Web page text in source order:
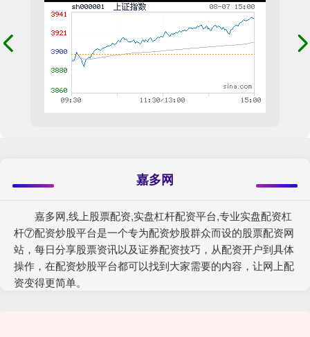
嘉多网
嘉多网,线上股票配资,实盘杠杆配资平台,专业实盘配资杠
杆⑦配资炒股平台是一个专为配资炒股群众而设的股票配资网
站，每日分享股票资讯以及证券配资技巧，从配资开户到具体
操作，在配资炒股平台都可以找到大家需要的内容，让网上配
资变得更简单。